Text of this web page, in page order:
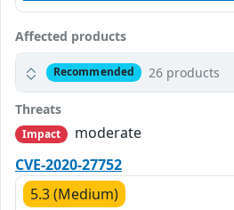
Affected products
Recommended 26 products
Threats
Impact
moderate
CVE-2020-27752
5.3 (Medium)